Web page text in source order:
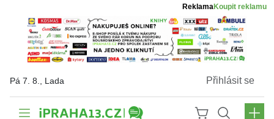
ReklamaKoupit reklamu
Pá 7. 8., Lada Přihlásit se